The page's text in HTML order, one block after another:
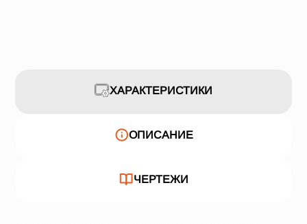
ХАРАКТЕРИСТИКИ
ОПИСАНИЕ
ЧЕРТЕЖИ